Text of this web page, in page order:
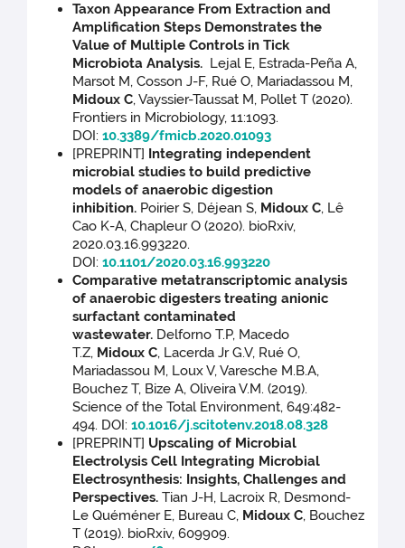
Taxon Appearance From Extraction and
Amplification Steps Demonstrates the
Value of Multiple Controls in Tick
Microbiota Analysis. Lejal E, Estrada-Peña A,
Marsot M, Cosson J-F, Rué O, Mariadassou M,
Midoux C, Vayssier-Taussat M, Pollet T (2020).
Frontiers in Microbiology, 11:1093.
DOI:10.3389/fmicb.2020.01093
[PREPRINT] Integrating independent
microbial studies to build predictive
models of anaerobic digestion
inhibition. Poirier S, Déjean S, Midoux C, Lê
Cao K-A, Chapleur O (2020). bioRxiv,
2020.03.16.993220.
DOI:10.1101/2020.03.16.993220
Comparative metatranscriptomic analysis
of anaerobic digesters treating anionic
surfactant contaminated
wastewater. Delforno T.P, Macedo
T.Z, Midoux C, Lacerda Jr G.V, Rué O,
Mariadassou M, Loux V, Varesche M.B.A,
Bouchez T, Bize A, Oliveira V.M. (2019).
Science of the Total Environment, 649:482-
494. DOI:10.1016/j.scitotenv.2018.08.328
[PREPRINT] Upscaling of Microbial
Electrolysis Cell Integrating Microbial
Electrosynthesis: Insights, Challenges and
Perspectives. Tian J-H, Lacroix R, Desmond-
Le Quéméner E, Bureau C, Midoux C, Bouchez
T (2019). bioRxiv, 609909.